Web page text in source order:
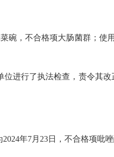
菜碗，不合格项大肠菌群；使
进行了执法检查，责令其
2024年7月23日，不合格项吡